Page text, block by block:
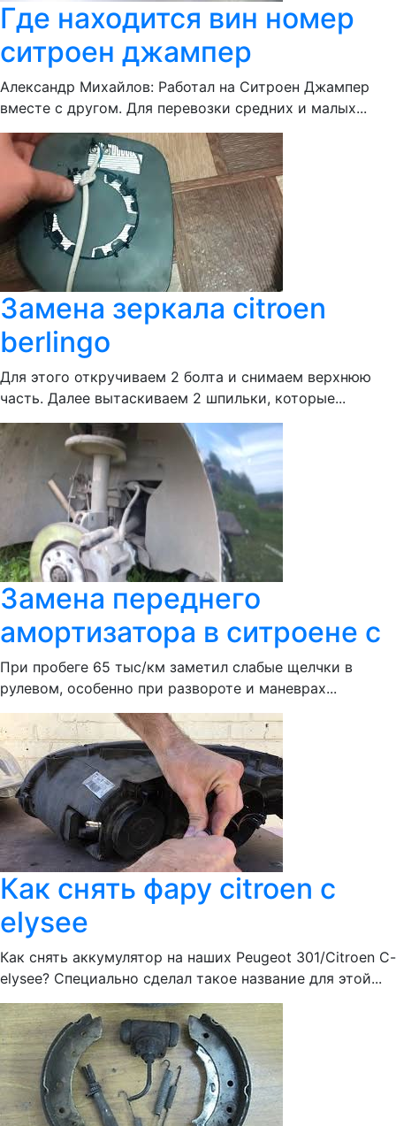
Где находится вин номер
ситроен джампер
Александр Михайлов: Работал на Ситроен Джампер
вместе с другом. Для перевозки средних и малых...
Замена зеркала citroen
berlingo
Для этого откручиваем 2 болта и снимаем верхнюю
часть. Далее вытаскиваем 2 шпильки, которые...
Замена переднего
амортизатора в ситроене с
При пробеге 65 тыс/км заметил слабые щелчки в
рулевом, особенно при развороте и маневрах...
Как снять фару citroen c
elysee
Как снять аккумулятор на наших Peugeot 301/Citroen C-
elysee? Специально сделал такое название для этой...